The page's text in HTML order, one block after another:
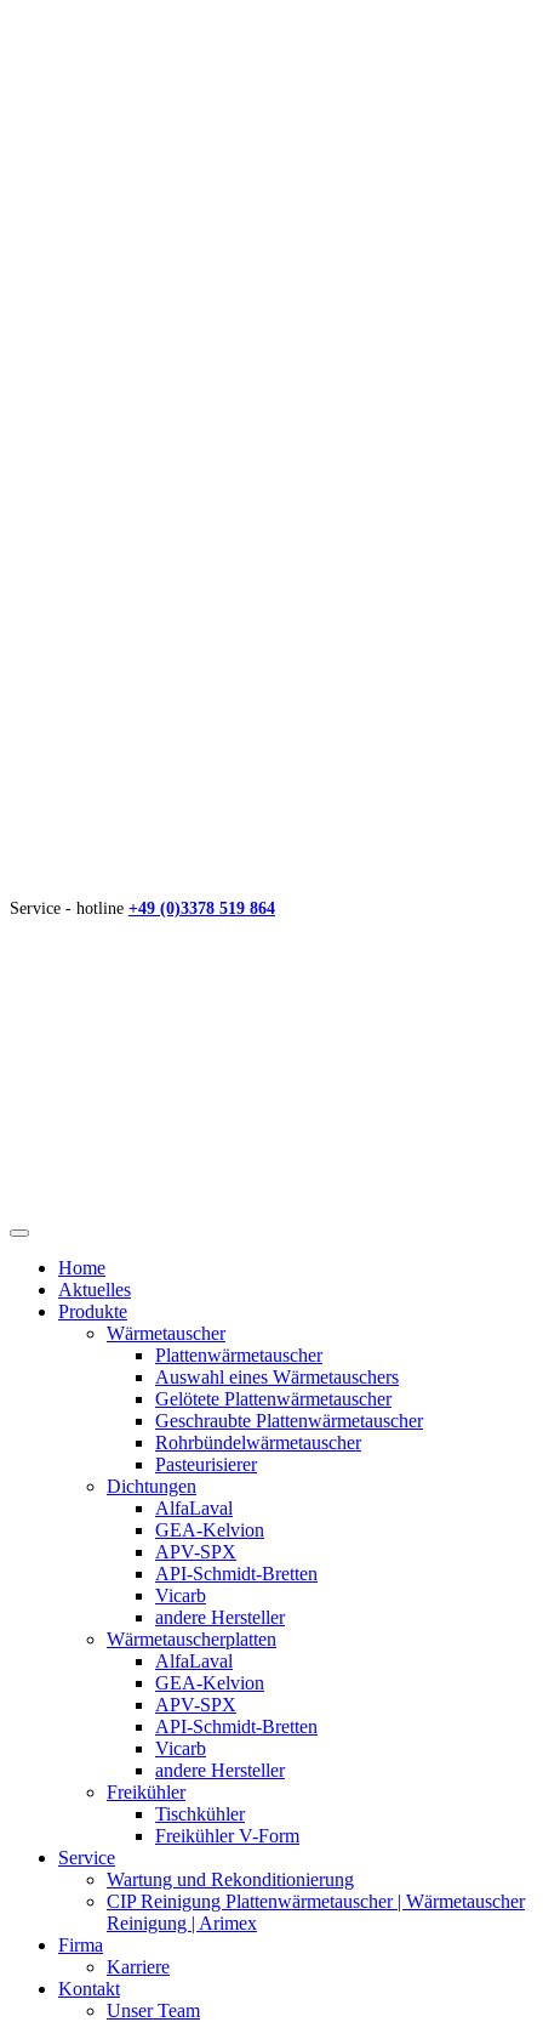
Service - hotline +49 (0)3378 519 864
Home
Aktuelles
Produkte
Wärmetauscher
Plattenwärmetauscher
Auswahl eines Wärmetauschers
Gelötete Plattenwärmetauscher
Geschraubte Plattenwärmetauscher
Rohrbündelwärmetauscher
Pasteurisierer
Dichtungen
AlfaLaval
GEA-Kelvion
APV-SPX
API-Schmidt-Bretten
Vicarb
andere Hersteller
Wärmetauscherplatten
AlfaLaval
GEA-Kelvion
APV-SPX
API-Schmidt-Bretten
Vicarb
andere Hersteller
Freikühler
Tischkühler
Freikühler V-Form
Service
Wartung und Rekonditionierung
CIP Reinigung Plattenwärmetauscher | Wärmetauscher
Reinigung | Arimex
Firma
Karriere
Kontakt
Unser Team